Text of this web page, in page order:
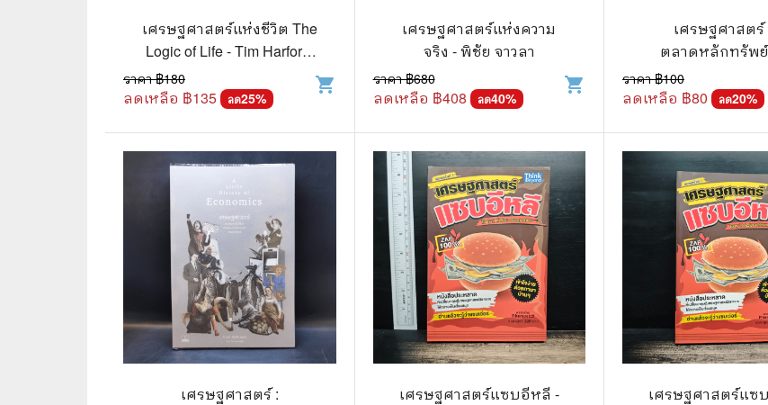
เศรษฐศาสตร์แห่งชีวิต The
Logic of Life - Tim Harford,
อรุณี อาชวนันทกุล
ราคา ฿180
ลดเหลือ ฿135 ลด25%
shopping_cart
เศรษฐศาสตร์แห่งความ
จริง - พิชัย จาวลา
ราคา ฿680
ลดเหลือ ฿408 ลด40%
shopping_cart
เศรษฐศาสตร์
ตลาดหลักทรัพ
ราคา ฿100
ลดเหลือ ฿80 ลด20%
เศรษฐศาสตร์ :
เศรษฐศาสตร์แซบอีหลี -
เศรษฐศาสตร์แซ
🌠 โหราศาสตร์ การทำนาย
☸️ ธรรมะ ศาสนา ปรัชญา
🏙️ การเมือง สังคมศาสตร์
🧳 ท่องเที่ยว ประสบการณ์ท่องเที่ยว
💃 งานอดิเรก อาชีพ
🌎 สารคดี ความรู้รอบตัว
💎 เพชร พลอย อัญมณี
🛸 วิทยาศาสตร์ คณิตศาสตร์
😼 หนังสือการ์ตูน
📚 การ์ตูนชุด
👨‍❤️‍👨 การ์ตูนวาย การ์ตูนยูริ
🕰️ การ์ตูนยุคเก่า
❤️ รัก โรแมนติก
🎭 ดราม่า ชีวิต เรื่องจริง
💀 ผี สยองขวัญ ระทึกขวัญ
🐾 เกี่ยวกับสัตว์
🎻 การ์ตูนดนตรี
🩱 แฟชั่น
🔭 วิทยาศาสตร์
⛪ ศาสนา
🏙️ การเมือง
🎞️ ภาพยนตร์
Gossip ดารา
👙 เซ็กซี่